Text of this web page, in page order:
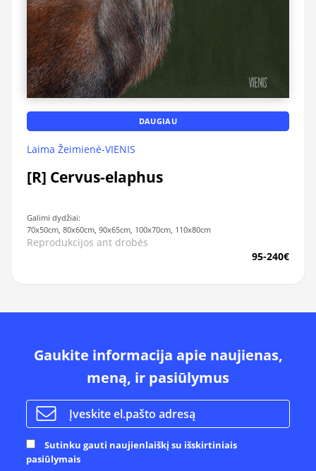
DAUGIAU
Laima Žeimienė-VIENIS
[R] Cervus-elaphus
Galimi dydžiai:
70x50cm, 80x60cm, 90x65cm, 100x70cm, 110x80cm
Reprodukcijos ant drobės
95-240€
Gaukite informacija apie naujienas,
meną, ir pasiūlymus
Sutinku gauti naujienlaiškį su išskirtiniais
pasiūlymais